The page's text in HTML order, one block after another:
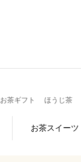
お茶ギフト ほうじ茶
お茶スイーツ